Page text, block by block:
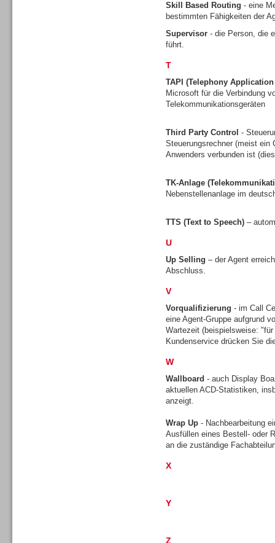
Skill Based Routing - eine
bestimmten Fähigkeiten der
Supervisor - die Person, die
führt.
T
TAPI (Telephony
Microsoft für die Verbindung
Telekommunikationsgeräten
Third Party Control -
Steuerungsrechner (meist ein
Anwenders verbunden ist
TK-Anlage
Nebenstellenanlage im
TTS (Text to Speech) –
U
Up Selling – der Agent
Abschluss.
V
Vorqualifizierung - im Call
eine Agent-Gruppe aufgrund
Wartezeit (beispielsweise:
Kundenservice drücken Sie
W
Wallboard - auch Display
aktuellen ACD-Statistiken,
anzeigt.
Wrap Up - Nachbearbeitung
Ausfüllen eines Bestell- oder
an die zuständige
X
Y
Z